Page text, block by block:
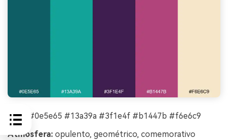
HEX:
#0e5e65 #13a39a #3f1e4f #b1447b #f6e6c9
Atmosfera: opulento, geométrico, comemorativo